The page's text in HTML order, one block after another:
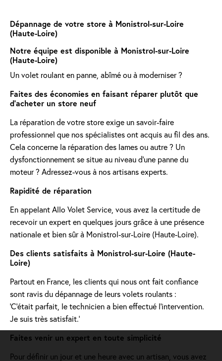
Dépannage de votre store à Monistrol-sur-Loire
(Haute-Loire)
Notre équipe est disponible à Monistrol-sur-Loire
(Haute-Loire)
Un volet roulant en panne, abîmé ou à moderniser ?
Faites des économies en faisant réparer plutôt que
d'acheter un store neuf
La réparation de votre store exige un savoir-faire
professionnel que nos spécialistes ont acquis au fil des ans.
Cela concerne la réparation des lames ou autre ? Un
dysfonctionnement se situe au niveau d'une panne du
moteur ? Adressez-vous à nos artisans experts.
Rapidité de réparation
En appelant Allo Volet Service, vous avez la certitude de
recevoir un expert en quelques jours grâce à une présence
nationale et bien sûr à Monistrol-sur-Loire (Haute-Loire).
Des clients satisfaits à Monistrol-sur-Loire (Haute-
Loire)
Partout en France, les clients qui nous ont fait confiance
sont ravis du dépannage de leurs volets roulants :
'C’était parfait, le technicien a bien effectué l’intervention.
Je suis très satisfait.'
Faites venir un expert en toute simplicité
Pour définir un jour et une heure avec un artisan, vous avez